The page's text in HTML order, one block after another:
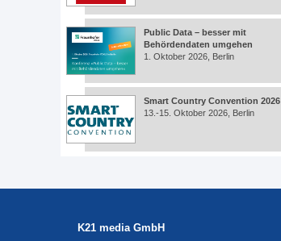
Public Data – besser mit
Behördendaten umgehen
1. Oktober 2026, Berlin
Smart Country Convention 2026
13.-15. Oktober 2026, Berlin
K21 media GmbH